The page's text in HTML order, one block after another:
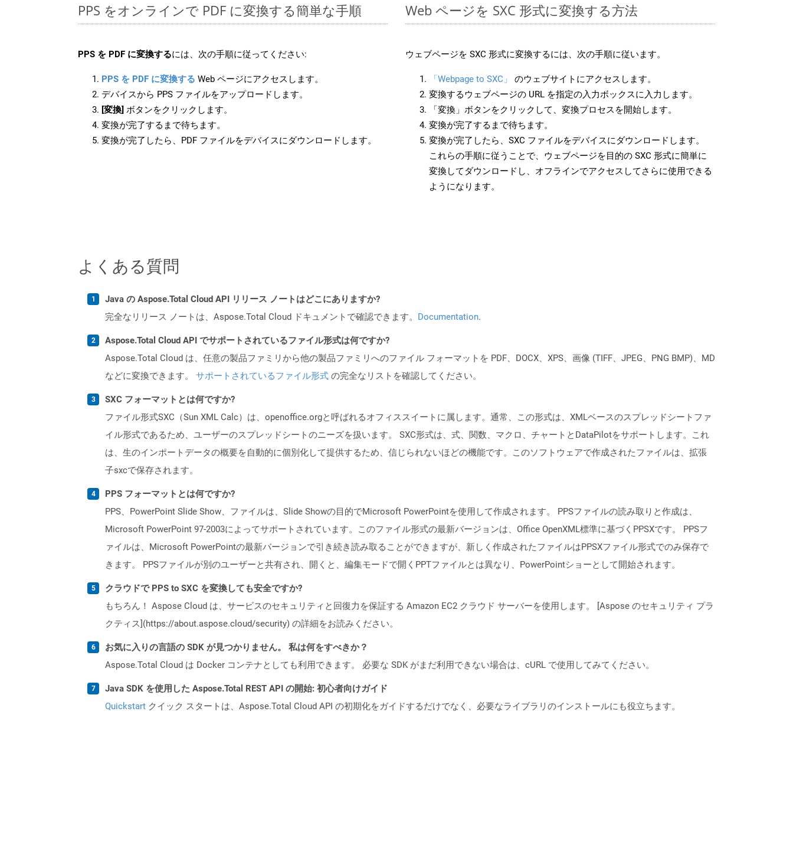
PPS をオンラインで PDF に変換する簡単な手順
PPS を PDF に変換するには、次の手順に従ってください:
PPS を PDF に変換する Web ページにアクセスします。
デバイスから PPS ファイルをアップロードします。
[変換] ボタンをクリックします。
変換が完了するまで待ちます。
変換が完了したら、PDF ファイルをデバイスにダウンロードします。
Web ページを SXC 形式に変換する方法
ウェブページを SXC 形式に変換するには、次の手順に従います。
「Webpage to SXC」
のウェブサイトにアクセスします。
変換するウェブページの URL を指定の入力ボックスに入力します。
「変換」ボタンをクリックして、変換プロセスを開始します。
変換が完了するまで待ちます。
変換が完了したら、SXC ファイルをデバイスにダウンロードします。
これらの手順に従うことで、ウェブページを目的の SXC 形式に簡単に
変換してダウンロードし、オフラインでアクセスしてさらに使用できる
ようになります。
よくある質問
Java の Aspose.Total Cloud API リリース ノートはどこにありますか?
完全なリリース ノートは、Aspose.Total Cloud ドキュメントで確認できます。 Documentation.
Aspose.Total Cloud API でサポートされているファイル形式は何ですか?
Aspose.Total Cloud は、任意の製品ファミリから他の製品ファミリへのファイル フォーマットを PDF、DOCX、XPS、画像 (TIFF、JPEG、PNG BMP)、MD
などに変換できます。 サポートされているファイル形式 の完全なリストを確認してください。
SXC フォーマットとは何ですか?
ファイル形式SXC（Sun XML Calc）は、openoffice.orgと呼ばれるオフィススイートに属します。通常、この形式は、XMLベースのスプレッドシートファ
イル形式であるため、ユーザーのスプレッドシートのニーズを扱います。 SXC形式は、式、関数、マクロ、チャートとDataPilotをサポートします。これ
は、生のインポートデータの概要を自動的に個別化して提供するため、信じられないほどの機能です。このソフトウェアで作成されたファイルは、拡張
子sxcで保存されます。
PPS フォーマットとは何ですか?
PPS、PowerPoint Slide Show、ファイルは、Slide Showの目的でMicrosoft PowerPointを使用して作成されます。 PPSファイルの読み取りと作成は、
Microsoft PowerPoint 97-2003によってサポートされています。このファイル形式の最新バージョンは、Office OpenXML標準に基づくPPSXです。 PPSフ
ァイルは、Microsoft PowerPointの最新バージョンで引き続き読み取ることができますが、新しく作成されたファイルはPPSXファイル形式でのみ保存で
きます。 PPSファイルが別のユーザーと共有され、開くと、編集モードで開くPPTファイルとは異なり、PowerPointショーとして開始されます。
クラウドで PPS to SXC を変換しても安全ですか?
もちろん！ Aspose Cloud は、サービスのセキュリティと回復力を保証する Amazon EC2 クラウド サーバーを使用します。 [Aspose のセキュリティ プラ
クティス](https://about.aspose.cloud/security) の詳細をお読みください。
お気に入りの言語の SDK が見つかりません。 私は何をすべきか？
Aspose.Total Cloud は Docker コンテナとしても利用できます。 必要な SDK がまだ利用できない場合は、cURL で使用してみてください。
Java SDK を使用した Aspose.Total REST API の開始: 初心者向けガイド
Quickstart クイック スタートは、Aspose.Total Cloud API の初期化をガイドするだけでなく、必要なライブラリのインストールにも役立ちます。